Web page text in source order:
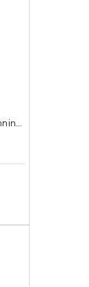
NUDE AND RUDE Tanning Butter